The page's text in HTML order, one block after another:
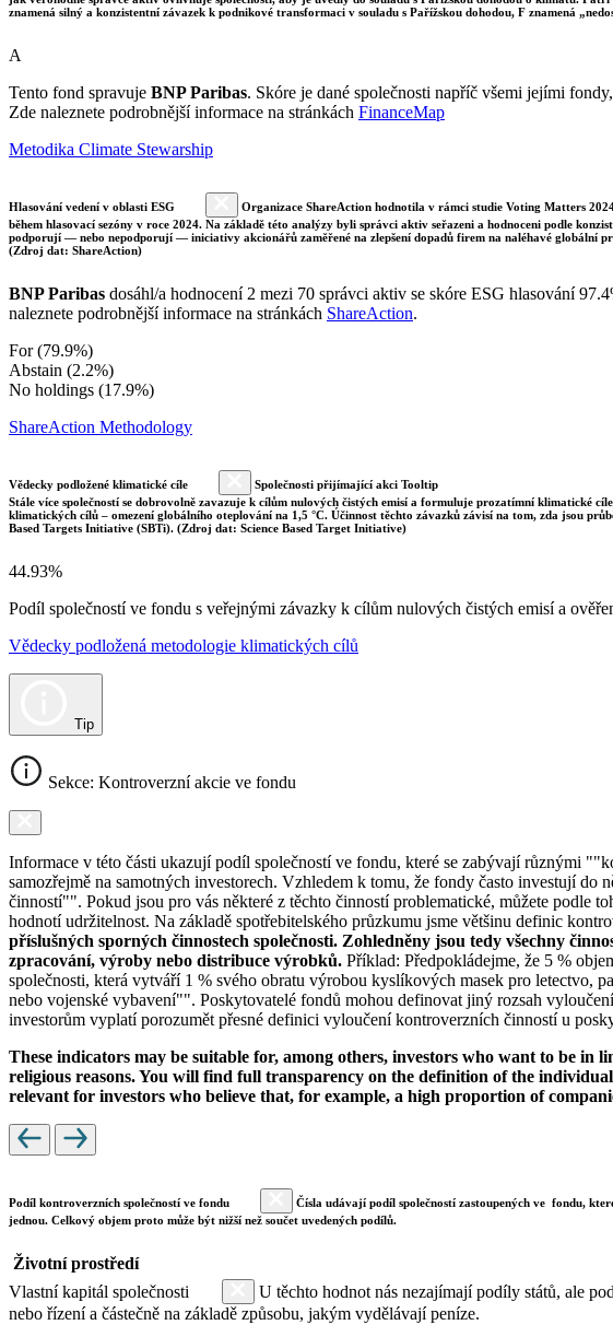
znamená silný a konzistentní závazek k podnikové transformaci v souladu s Pařížskou dohodou, F znamená
A
Tento fond spravuje BNP Paribas. Skóre je dané společnosti napříč všemi jejími
Zde naleznete podrobnější informace na stránkách FinanceMap
Metodika Climate Stewarship
Hlasování vedení v oblasti ESG
Organizace ShareAction hodnotila v rámci studie Voting Matters
během hlasovací sezóny v roce 2024. Na základě této analýzy byli správci aktiv seřazeni a hodnoceni podle
podporují — nebo nepodporují — iniciativy akcionářů zaměřené na zlepšení dopadů firem na naléhavé globální
(Zdroj dat: ShareAction)
BNP Paribas dosáhl/a hodnocení 2 mezi 70 správci aktiv se skóre ESG hlasování
naleznete podrobnější informace na stránkách ShareAction.
For (79.9%)
Abstain (2.2%)
No holdings (17.9%)
ShareAction Methodology
Vědecky podložené klimatické cíle
Společnosti přijímající akci Tooltip
Stále více společností se dobrovolně zavazuje k cílům nulových čistých emisí a formuluje prozatímní klimatické
klimatických cílů – omezení globálního oteplování na 1,5 °C. Účinnost těchto závazků závisí na tom, zda jsou
Based Targets Initiative (SBTi). (Zdroj dat: Science Based Target Initiative)
44.93%
Podíl společností ve fondu s veřejnými závazky k cílům nulových čistých emisí a
Vědecky podložená metodologie klimatických cílů
Tip
Sekce: Kontroverzní akcie ve fondu
Informace v této části ukazují podíl společností ve fondu, které se zabývají různými
samozřejmě na samotných investorech. Vzhledem k tomu, že fondy často investují
činností"". Pokud jsou pro vás některé z těchto činností problematické, můžete podle
hodnotí udržitelnost. Na základě spotřebitelského průzkumu jsme většinu definic
příslušných sporných činnostech společnosti. Zohledněny jsou tedy všechny
zpracování, výroby nebo distribuce výrobků. Příklad: Předpokládejme, že 5 %
společnosti, která vytváří 1 % svého obratu výrobou kyslíkových masek pro
nebo vojenské vybavení"". Poskytovatelé fondů mohou definovat jiný rozsah
investorům vyplatí porozumět přesné definici vyloučení kontroverzních činností u
These indicators may be suitable for, among others, investors who want to be
religious reasons. You will find full transparency on the definition of the
relevant for investors who believe that, for example, a high proportion of
Podíl kontroverzních společností ve fondu
Čísla udávají podíl společností zastoupených ve fondu,
jednou. Celkový objem proto může být nižší než součet uvedených podílů.
Životní prostředí
Vlastní kapitál společnosti
U těchto hodnot nás nezajímají podíly států, ale
nebo řízení a částečně na základě způsobu, jakým vydělávají peníze.